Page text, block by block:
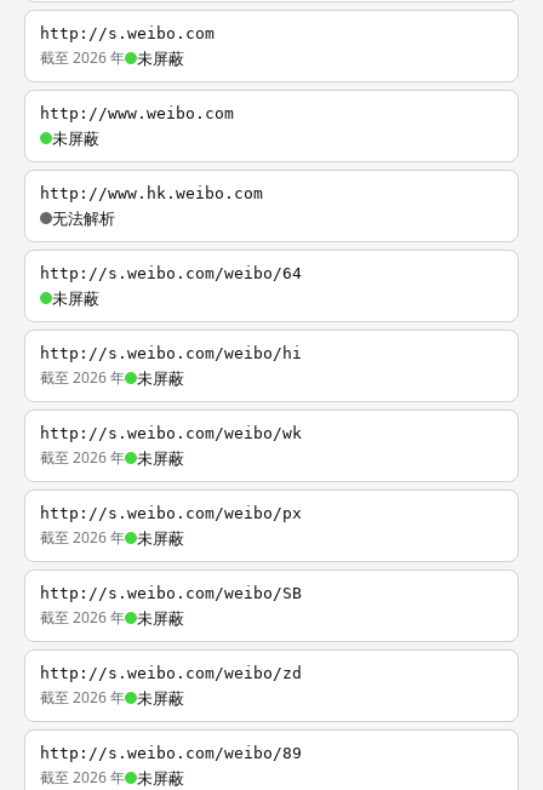
http://s.weibo.com
截至 2026 年 未屏蔽
http://www.weibo.com
未屏蔽
http://www.hk.weibo.com
无法解析
http://s.weibo.com/weibo/64
未屏蔽
http://s.weibo.com/weibo/hi
截至 2026 年 未屏蔽
http://s.weibo.com/weibo/wk
截至 2026 年 未屏蔽
http://s.weibo.com/weibo/px
截至 2026 年 未屏蔽
http://s.weibo.com/weibo/SB
截至 2026 年 未屏蔽
http://s.weibo.com/weibo/zd
截至 2026 年 未屏蔽
http://s.weibo.com/weibo/89
截至 2026 年 未屏蔽